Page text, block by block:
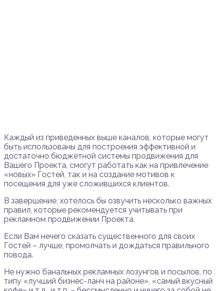
Каждый из приведенных выше каналов, которые могут
быть использованы для построения эффективной и
достаточно бюджетной системы продвижения для
Вашего Проекта, смогут работать как на привлечение
«новых» Гостей, так и на создание мотивов к
посещения для уже сложившихся клиентов.
В завершение, хотелось бы озвучить несколько важных
правил, которые рекомендуется учитывать при
рекламном продвижении Проекта.
Если Вам нечего сказать существенного для своих
Гостей – лучше, промолчать и дождаться правильного
повода.
Не нужно банальных рекламных лозунгов и посылов, по
типу «лучший бизнес-ланч на районе», «самый вкусный